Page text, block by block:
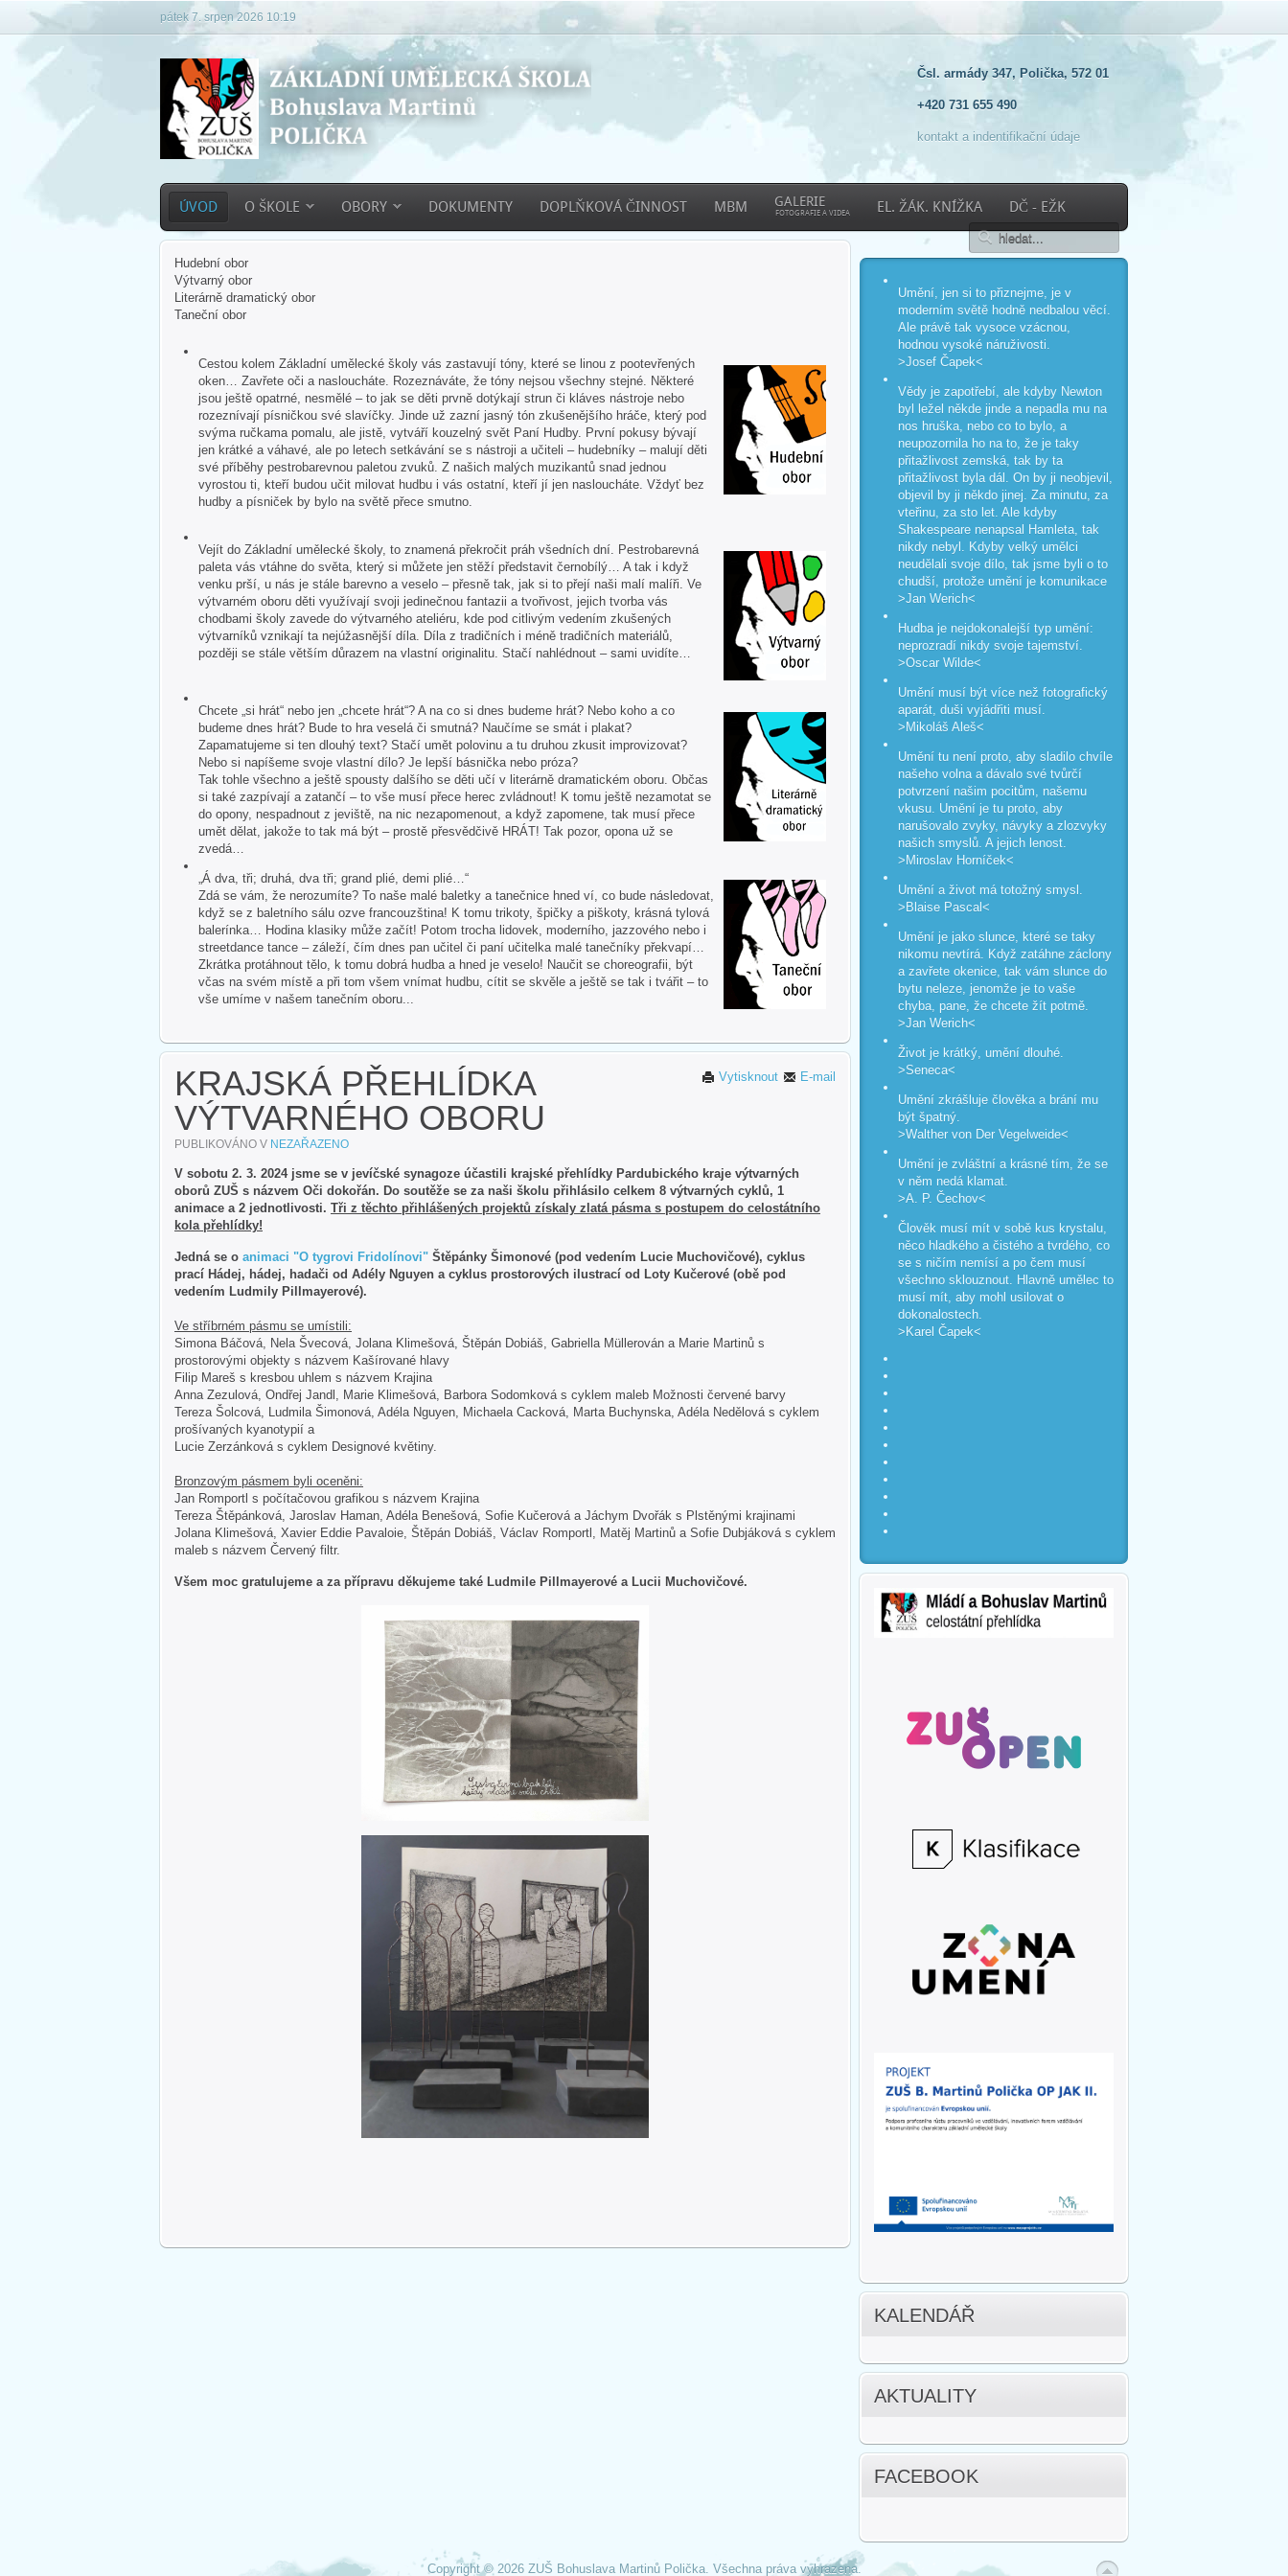
pátek 7. srpen 2026 10:19
Čsl. armády 347, Polička, 572 01
+420 731 655 490
kontakt a indentifikační údaje
ÚVOD O ŠKOLE OBORY DOKUMENTY DOPLŇKOVÁ ČINNOST MBM GALERIE
FOTOGRAFIE A VIDEA EL. ŽÁK. KNÍŽKA DČ - EŽK
Hudební obor
Výtvarný obor
Literárně dramatický obor
Taneční obor
Cestou kolem Základní umělecké školy vás zastavují tóny, které se linou z pootevřených
oken… Zavřete oči a nasloucháte. Rozeznáváte, že tóny nejsou všechny stejné. Některé
jsou ještě opatrné, nesmělé – to jak se děti prvně dotýkají strun či kláves nástroje nebo
rozeznívají písničkou své slavíčky. Jinde už zazní jasný tón zkušenějšího hráče, který pod
svýma ručkama pomalu, ale jistě, vytváří kouzelný svět Paní Hudby. První pokusy bývají
jen krátké a váhavé, ale po letech setkávání se s nástroji a učiteli – hudebníky – malují děti
své příběhy pestrobarevnou paletou zvuků. Z našich malých muzikantů snad jednou
vyrostou ti, kteří budou učit milovat hudbu i vás ostatní, kteří jí jen nasloucháte. Vždyť bez
hudby a písniček by bylo na světě přece smutno.
Vejít do Základní umělecké školy, to znamená překročit práh všedních dní. Pestrobarevná
paleta vás vtáhne do světa, který si můžete jen stěží představit černobílý… A tak i když
venku prší, u nás je stále barevno a veselo – přesně tak, jak si to přejí naši malí malíři. Ve
výtvarném oboru děti využívají svoji jedinečnou fantazii a tvořivost, jejich tvorba vás
chodbami školy zavede do výtvarného ateliéru, kde pod citlivým vedením zkušených
výtvarníků vznikají ta nejúžasnější díla. Díla z tradičních i méně tradičních materiálů,
později se stále větším důrazem na vlastní originalitu. Stačí nahlédnout – sami uvidíte…
Chcete „si hrát“ nebo jen „chcete hrát“? A na co si dnes budeme hrát? Nebo koho a co
budeme dnes hrát? Bude to hra veselá či smutná? Naučíme se smát i plakat?
Zapamatujeme si ten dlouhý text? Stačí umět polovinu a tu druhou zkusit improvizovat?
Nebo si napíšeme svoje vlastní dílo? Je lepší básnička nebo próza?
Tak tohle všechno a ještě spousty dalšího se děti učí v literárně dramatickém oboru. Občas
si také zazpívají a zatančí – to vše musí přece herec zvládnout! K tomu ještě nezamotat se
do opony, nespadnout z jeviště, na nic nezapomenout, a když zapomene, tak musí přece
umět dělat, jakože to tak má být – prostě přesvědčivě HRÁT! Tak pozor, opona už se
zvedá…
„Á dva, tři; druhá, dva tři; grand plié, demi plié…“
Zdá se vám, že nerozumíte? To naše malé baletky a tanečnice hned ví, co bude následovat,
když se z baletního sálu ozve francouzština! K tomu trikoty, špičky a piškoty, krásná tylová
balerínka… Hodina klasiky může začít! Potom trocha lidovek, moderního, jazzového nebo i
streetdance tance – záleží, čím dnes pan učitel či paní učitelka malé tanečníky překvapí…
Zkrátka protáhnout tělo, k tomu dobrá hudba a hned je veselo! Naučit se choreografii, být
včas na svém místě a při tom všem vnímat hudbu, cítit se skvěle a ještě se tak i tvářit – to
vše umíme v našem tanečním oboru...
E-mail
Vytisknout
KRAJSKÁ PŘEHLÍDKA
VÝTVARNÉHO OBORU
PUBLIKOVÁNO V NEZAŘAZENO
V sobotu 2. 3. 2024 jsme se v jevíčské synagoze účastili krajské přehlídky Pardubického kraje výtvarných
oborů ZUŠ s názvem Oči dokořán. Do soutěže se za naši školu přihlásilo celkem 8 výtvarných cyklů, 1
animace a 2 jednotlivosti. Tři z těchto přihlášených projektů získaly zlatá pásma s postupem do celostátního
kola přehlídky!
Jedná se o animaci "O tygrovi Fridolínovi" Štěpánky Šimonové (pod vedením Lucie Muchovičové), cyklus
prací Hádej, hádej, hadači od Adély Nguyen a cyklus prostorových ilustrací od Loty Kučerové (obě pod
vedením Ludmily Pillmayerové).
Ve stříbrném pásmu se umístili:
Simona Báčová, Nela Švecová, Jolana Klimešová, Štěpán Dobiáš, Gabriella Müllerován a Marie Martinů s
prostorovými objekty s názvem Kašírované hlavy
Filip Mareš s kresbou uhlem s názvem Krajina
Anna Zezulová, Ondřej Jandl, Marie Klimešová, Barbora Sodomková s cyklem maleb Možnosti červené barvy
Tereza Šolcová, Ludmila Šimonová, Adéla Nguyen, Michaela Cacková, Marta Buchynska, Adéla Nedělová s cyklem
prošívaných kyanotypií a
Lucie Zerzánková s cyklem Designové květiny.
Bronzovým pásmem byli oceněni:
Jan Romportl s počítačovou grafikou s názvem Krajina
Tereza Štěpánková, Jaroslav Haman, Adéla Benešová, Sofie Kučerová a Jáchym Dvořák s Plstěnými krajinami
Jolana Klimešová, Xavier Eddie Pavaloie, Štěpán Dobiáš, Václav Romportl, Matěj Martinů a Sofie Dubjáková s cyklem
maleb s názvem Červený filtr.
Všem moc gratulujeme a za přípravu děkujeme také Ludmile Pillmayerové a Lucii Muchovičové.
Umění, jen si to přiznejme, je v
moderním světě hodně nedbalou věcí.
Ale právě tak vysoce vzácnou,
hodnou vysoké náruživosti.
>Josef Čapek<
Vědy je zapotřebí, ale kdyby Newton
byl ležel někde jinde a nepadla mu na
nos hruška, nebo co to bylo, a
neupozornila ho na to, že je taky
přitažlivost zemská, tak by ta
přitažlivost byla dál. On by ji neobjevil,
objevil by ji někdo jinej. Za minutu, za
vteřinu, za sto let. Ale kdyby
Shakespeare nenapsal Hamleta, tak
nikdy nebyl. Kdyby velký umělci
neudělali svoje dílo, tak jsme byli o to
chudší, protože umění je komunikace
>Jan Werich<
Hudba je nejdokonalejší typ umění:
neprozradí nikdy svoje tajemství.
>Oscar Wilde<
Umění musí být více než fotografický
aparát, duši vyjádřiti musí.
>Mikoláš Aleš<
Umění tu není proto, aby sladilo chvíle
našeho volna a dávalo své tvůrčí
potvrzení našim pocitům, našemu
vkusu. Umění je tu proto, aby
narušovalo zvyky, návyky a zlozvyky
našich smyslů. A jejich lenost.
>Miroslav Horníček<
Umění a život má totožný smysl.
>Blaise Pascal<
Umění je jako slunce, které se taky
nikomu nevtírá. Když zatáhne záclony
a zavřete okenice, tak vám slunce do
bytu neleze, jenomže je to vaše
chyba, pane, že chcete žít potmě.
>Jan Werich<
Život je krátký, umění dlouhé.
>Seneca<
Umění zkrášluje člověka a brání mu
být špatný.
>Walther von Der Vegelweide<
Umění je zvláštní a krásné tím, že se
v něm nedá klamat.
>A. P. Čechov<
Člověk musí mít v sobě kus krystalu,
něco hladkého a čistého a tvrdého, co
se s ničím nemísí a po čem musí
všechno sklouznout. Hlavně umělec to
musí mít, aby mohl usilovat o
dokonalostech.
>Karel Čapek<
KALENDÁŘ
AKTUALITY
FACEBOOK
Copyright © 2026 ZUŠ Bohuslava Martinů Polička. Všechna práva vyhrazena.